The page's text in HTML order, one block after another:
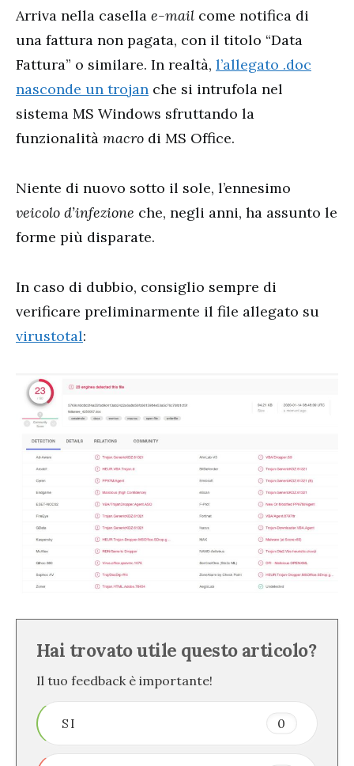
Arriva nella casella e-mail come notifica di
una fattura non pagata, con il titolo “Data
Fattura” o similare. In realtà, l’allegato .doc
nasconde un trojan che si intrufola nel
sistema MS Windows sfruttando la
funzionalità macro di MS Office.
Niente di nuovo sotto il sole, l’ennesimo
veicolo d’infezione che, negli anni, ha assunto le
forme più disparate.
In caso di dubbio, consiglio sempre di
verificare preliminarmente il file allegato su
virustotal:
Hai trovato utile questo articolo?
Il tuo feedback è importante!
SI 0